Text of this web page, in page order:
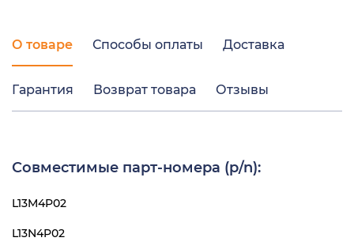
О товаре Способы оплаты Доставка
Гарантия Возврат товара Отзывы
Совместимые парт-номера (p/n):
L13M4P02
L13N4P02